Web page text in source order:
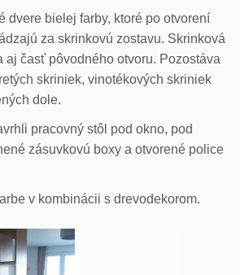
dvere bielej farby, ktoré po otvorení
za skrinkovú zostavu. Skrinková
aj časť pôvodného otvoru. Pozostáva
skriniek, vinotékových skriniek
dole.
pracovný stôl pod okno, pod
zásuvkovú boxy a otvorené police
v kombinácii s drevodekorom.